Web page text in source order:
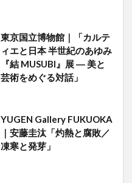
東京国立博物館｜「カルテ
ィエと日本 半世紀のあゆみ
『結 MUSUBI』展 ― 美と
芸術をめぐる対話」
YUGEN Gallery FUKUOKA
｜安藤圭汰「灼熱と腐敗／
凍寒と発芽」